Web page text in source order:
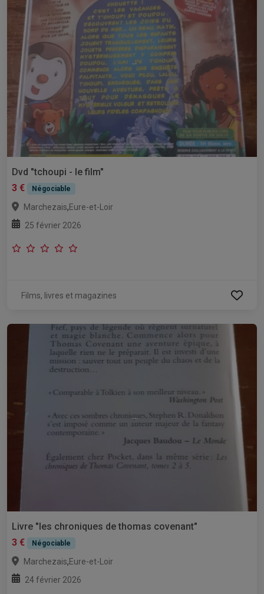
Dvd "tchoupi - le film"
3 €
Négociable
Marchezais,Eure-et-Loir
25 février 2026
Films, livres et magazines
Livre "les chroniques de thomas covenant"
3 €
Négociable
Marchezais,Eure-et-Loir
24 février 2026